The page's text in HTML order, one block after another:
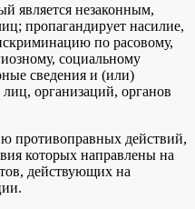
является незаконным,
пропагандирует насилие,
по расовому,
социальному
сведения и (или)
организаций, органов
противоправных действий,
которых направлены на
действующих на